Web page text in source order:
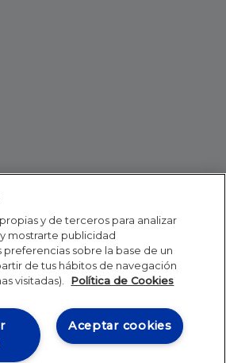
y de terceros para analizar
mostrarte publicidad
sobre la base de un
de tus hábitos de navegación
visitadas).
Política de Cookies
Aceptar cookies